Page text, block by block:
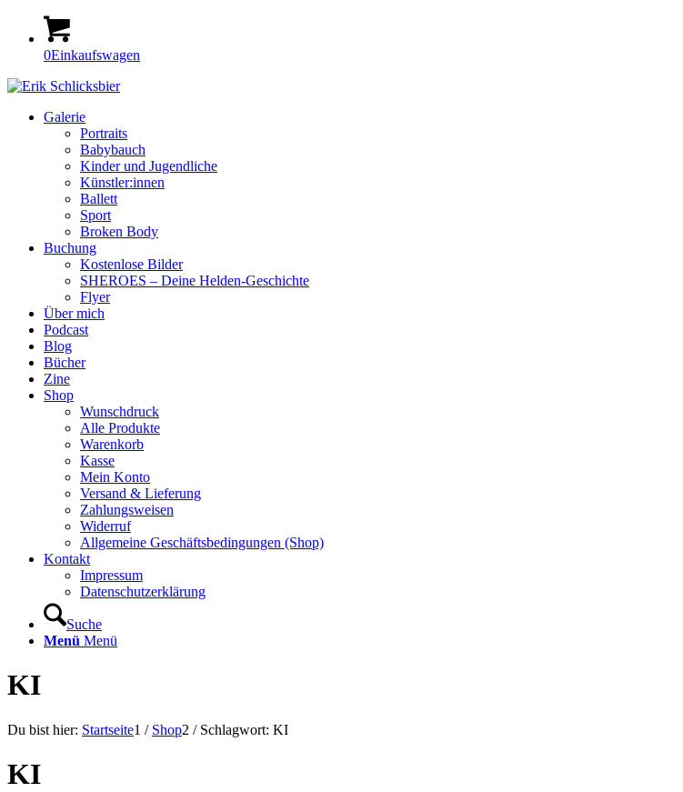
0Einkaufswagen
Galerie
Portraits
Babybauch
Kinder und Jugendliche
Künstler:innen
Ballett
Sport
Broken Body
Buchung
Kostenlose Bilder
SHEROES – Deine Helden-Geschichte
Flyer
Über mich
Podcast
Blog
Bücher
Zine
Shop
Wunschdruck
Alle Produkte
Warenkorb
Kasse
Mein Konto
Versand & Lieferung
Zahlungsweisen
Widerruf
Allgemeine Geschäftsbedingungen (Shop)
Kontakt
Impressum
Datenschutzerklärung
Suche
Menü Menü
KI
Du bist hier: Startseite1 / Shop2 / Schlagwort: KI
KI